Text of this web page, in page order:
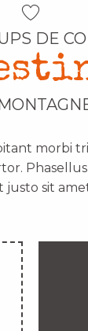
DE
morbi
justo sit